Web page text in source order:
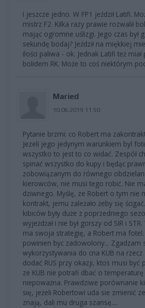
I jeszcze jedno. W FP1 jeździł Latifi.
mistrz F2. Kilka razy prawie rozwalił
mając ogromne uślizgi. Jego czas był
sekundę bodaj? Jeździł na miękkiej
ilości paliwa - ok. Jednak Latifi też
bolidem RK. Może to coś niektórym
Maried
10.06.2019 11:50
Pytanie brzmi: co Robert ma
Jezeli jego jedynym warunkiem byl
wszystko to jest to co widać. Zespół
spinać wszystko do kupy i będąc
zobowiązanym do równego
kierowców, nie musi tego robić. Nie
dziwnego. Myślę, ze Robert o tym nie
kontrakt, jemu zależało żeby się
kibiców były duże z poprzedniego
wyjeżdżał i nie był gorszy od SIR i
ma swoja strategię, a Robert ma
powinien byc zadowolony... Zgadzam
wykorzystywania do cna KUB na rzecz
dodać RUS przy okazji, ktos musi być
ze KUB nie potrafi dbać o
niepoważna. Prawdziwe porównanie
się, jeżeli Robertowi uda sie zmienić
znają, dali mu druga szansę....